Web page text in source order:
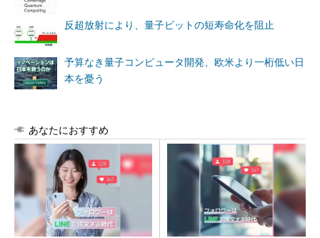
反超放射により、量子ビットの短寿命化を阻止
予算なき量子コンピュータ開発、欧米より一桁低い日
本を憂う
あなたにおすすめ